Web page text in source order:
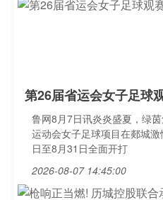
第26届省运会女子足球
鲁网8月7日讯炎炎盛夏，绿
运动会女子足球项目在郯城
日至8月31日全面开打
2026-08-07 14:45:00